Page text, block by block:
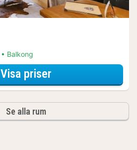
Balkong
Visa priserför Svit - 1
Se alla rum